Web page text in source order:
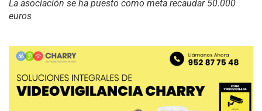
La asociación se ha puesto como meta recaudar 50.000
euros